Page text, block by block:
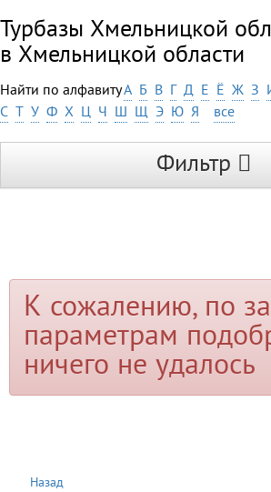
Турбазы Хмельницкой
в Хмельницкой области
Найти по алфавитуА Б В Г Д Е Ё Ж З
С Т У Ф Х Ц Ч Ш Щ Э Ю Я все
Фильтр
К сожалению, по
параметрам
ничего не удалось
Назад